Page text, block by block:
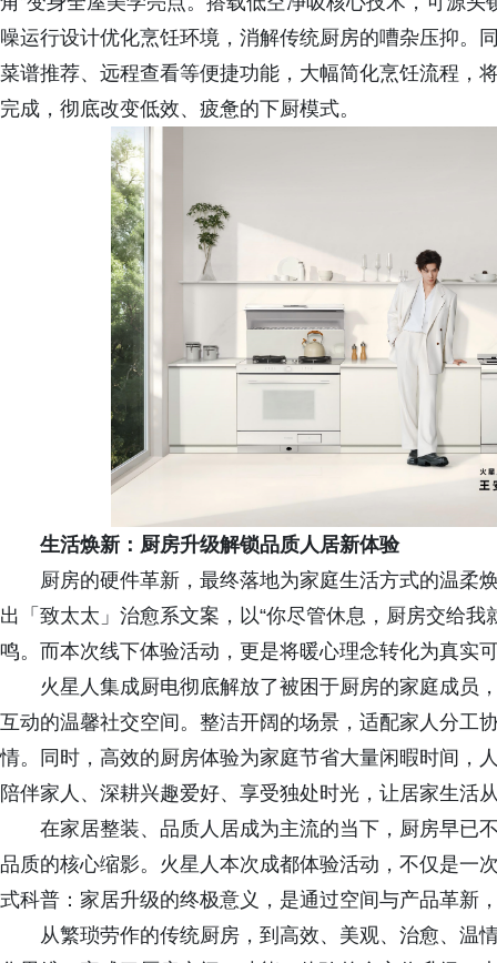
噪运行设计优化烹饪环境，消解传统厨房的嘈杂压抑。
菜谱推荐、远程查看等便捷功能，大幅简化烹饪流程，
完成，彻底改变低效、疲惫的下厨模式。
生活焕新：厨房升级解锁品质人居新体验
厨房的硬件革新，最终落地为家庭生活方式的温柔
出「致太太」治愈系文案，以“你尽管休息，厨房交给
鸣。而本次线下体验活动，更是将暖心理念转化为真实
火星人集成厨电彻底解放了被困于厨房的家庭成员
互动的温馨社交空间。整洁开阔的场景，适配家人分工
情。同时，高效的厨房体验为家庭节省大量闲暇时间，
陪伴家人、深耕兴趣爱好、享受独处时光，让居家生活
在家居整装、品质人居成为主流的当下，厨房早已
品质的核心缩影。火星人本次成都体验活动，不仅是一
式科普：家居升级的终极意义，是通过空间与产品革新
从繁琐劳作的传统厨房，到高效、美观、治愈、温